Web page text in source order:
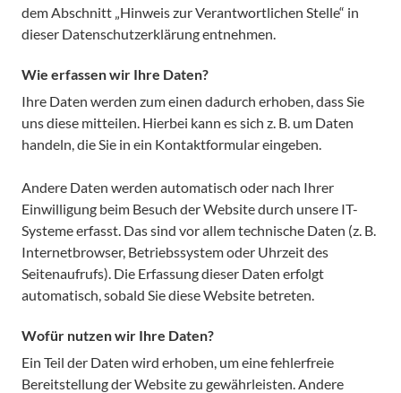
dem Abschnitt „Hinweis zur Verantwortlichen Stelle“ in
dieser Datenschutzerklärung entnehmen.
Wie erfassen wir Ihre Daten?
Ihre Daten werden zum einen dadurch erhoben, dass Sie
uns diese mitteilen. Hierbei kann es sich z. B. um Daten
handeln, die Sie in ein Kontaktformular eingeben.
Andere Daten werden automatisch oder nach Ihrer
Einwilligung beim Besuch der Website durch unsere IT-
Systeme erfasst. Das sind vor allem technische Daten (z. B.
Internetbrowser, Betriebssystem oder Uhrzeit des
Seitenaufrufs). Die Erfassung dieser Daten erfolgt
automatisch, sobald Sie diese Website betreten.
Wofür nutzen wir Ihre Daten?
Ein Teil der Daten wird erhoben, um eine fehlerfreie
Bereitstellung der Website zu gewährleisten. Andere